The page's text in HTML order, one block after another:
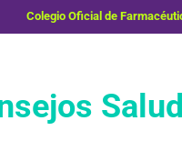
Colegio Oficial de